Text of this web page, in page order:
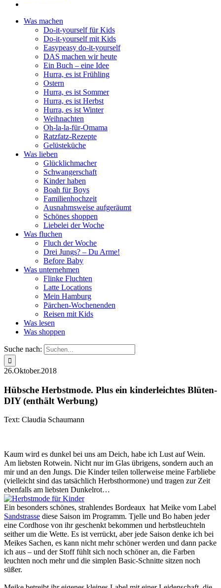
Was machen
Do-it-yourself für Kids
Do-it-yourself mit Kids
Easypeasy do-it-yourself
DAS machen wir heute
Ein Buch – eine Idee
Hurra, es ist Frühling
Ostern
Hurra, es ist Sommer
Hurra, es ist Herbst
Hurra, es ist Winter
Weihnachten
Oh-la-la-für-Omama
Ratzfatz-Rezepte
Gelüsteküche
Was lieben
Glücklichmacher
Schwangerschaft
Kinder haben
Boah für Boys
Familienhochzeit
Ausnahmsweise aufgeräumt
Schönes shoppen
Liebelei der Woche
Was fluchen
Fluch der Woche
Drei Jungs? – Du Arme!
Before Baby
Was unternehmen
Flinke Fluchten
Latte Locations
Mein Hamburg
Pärchen-Wochenenden
Reisen mit Kids
Was lesen
Was shoppen
Suche nach:
26.Oktober.2018
Hübsche Herbstmode. Plus ein kinderleichtes Blüten-
DIY (enthält Werbung)
Text: Claudia Schaumann
Kaum wird es dunkel bei uns am Deich, habe ich Lust auf Wein.
Am liebsten Rotwein. Nicht nur im Glas übrigens, sondern auch an
mir und an den Jungs. Die Kinder teilen tollerweise meine Farbliebe
(vielleicht sind das tatsächlich Herbsthormone) und tragen zur Zeit
ebenfalls am liebsten Dunkelrot…
Ein besonders schönes, strahlendes Bordeaux hat Meike vom Label
Sandstrasse diese Saison im Programm. Tjelle und Bo haben jeder
eine Cordhose von ihr geschenkt bekommen und herbstleuchteln
seither um die Wette. Es ist verrückt, aber jede Saison denke ich bei
Meikes Sachen, es kann nicht mehr schöner werden und dann packe
ich aus – und der Stoff fühlt sich noch schöner an, die Farben
leuchten noch mehr und die simplen Basic-Schnitte sitzen noch
süßer.